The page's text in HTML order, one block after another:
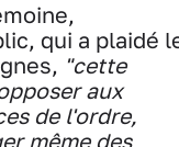
qui a plaidé
"cette
aux
de l'ordre,
même des